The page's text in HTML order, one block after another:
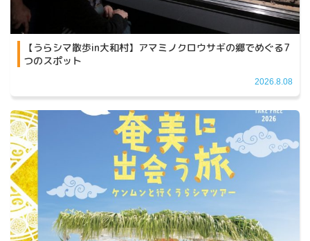
【うらシマ散歩in大和村】アマミノクロウサギの郷でめぐる7
つのスポット
2026.8.08